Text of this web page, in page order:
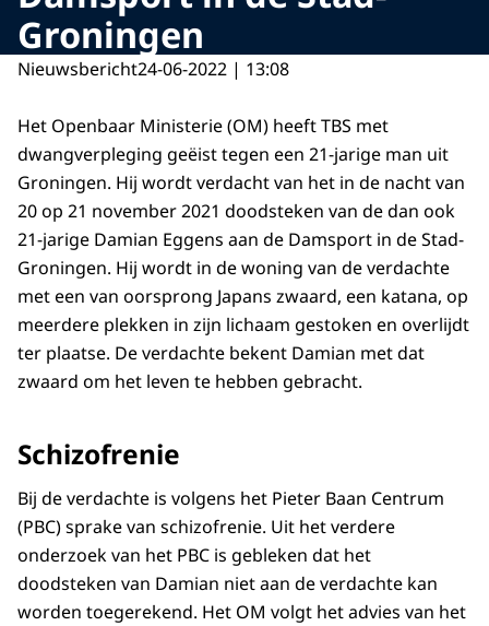
Groningen
Nieuwsbericht24-06-2022 | 13:08
Het Openbaar Ministerie (OM) heeft TBS met
dwangverpleging geëist tegen een 21-jarige man uit
Groningen. Hij wordt verdacht van het in de nacht van
20 op 21 november 2021 doodsteken van de dan ook
21-jarige Damian Eggens aan de Damsport in de Stad-
Groningen. Hij wordt in de woning van de verdachte
met een van oorsprong Japans zwaard, een katana, op
meerdere plekken in zijn lichaam gestoken en overlijdt
ter plaatse. De verdachte bekent Damian met dat
zwaard om het leven te hebben gebracht.
Schizofrenie
Bij de verdachte is volgens het Pieter Baan Centrum
(PBC) sprake van schizofrenie. Uit het verdere
onderzoek van het PBC is gebleken dat het
doodsteken van Damian niet aan de verdachte kan
worden toegerekend. Het OM volgt het advies van het